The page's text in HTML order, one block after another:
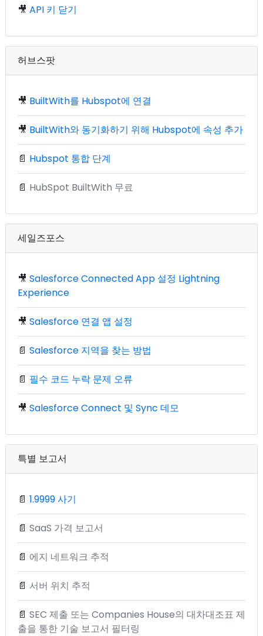
🎥 API 키 닫기
허브스팟
🎥 BuiltWith를 Hubspot에 연결
🎥 BuiltWith와 동기화하기 위해 Hubspot에 속성 추가
📄 Hubspot 통합 단계
📄 HubSpot BuiltWith 무료
세일즈포스
🎥 Salesforce Connected App 설정 Lightning
Experience
🎥 Salesforce 연결 앱 설정
📄 Salesforce 지역을 찾는 방법
📄 필수 코드 누락 문제 오류
🎥 Salesforce Connect 및 Sync 데모
특별 보고서
📄 1.9999 사기
📄 SaaS 가격 보고서
📄 에지 네트워크 추적
📄 서버 위치 추적
📄 SEC 제출 또는 Companies House의 대차대조표 제
출을 통한 기술 보고서 필터링